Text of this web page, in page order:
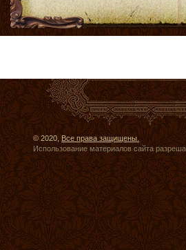
© 2020, Все права защищены.
Использование материалов сайта